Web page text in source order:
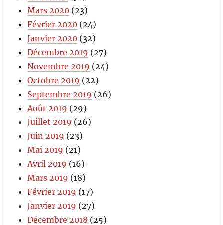
Mars 2020 (23)
Février 2020 (24)
Janvier 2020 (32)
Décembre 2019 (27)
Novembre 2019 (24)
Octobre 2019 (22)
Septembre 2019 (26)
Août 2019 (29)
Juillet 2019 (26)
Juin 2019 (23)
Mai 2019 (21)
Avril 2019 (16)
Mars 2019 (18)
Février 2019 (17)
Janvier 2019 (27)
Décembre 2018 (25)